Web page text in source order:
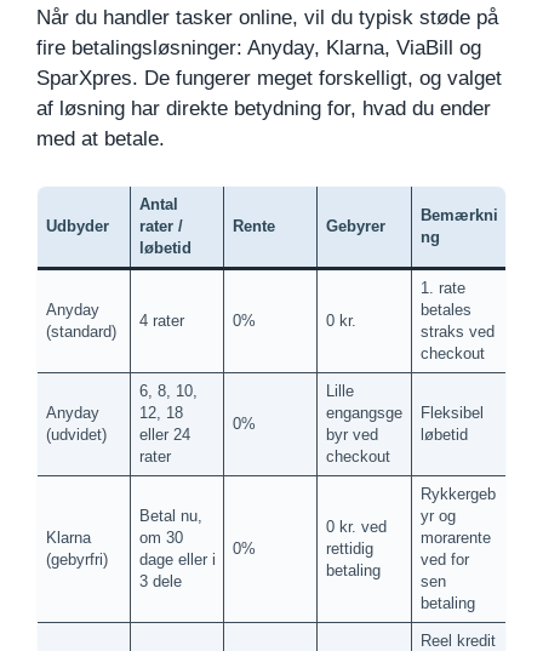
Når du handler tasker online, vil du typisk støde på
fire betalingsløsninger: Anyday, Klarna, ViaBill og
SparXpres. De fungerer meget forskelligt, og valget
af løsning har direkte betydning for, hvad du ender
med at betale.
Udbyder
Antal
rater /
løbetid
Rente Gebyrer
Bemærkni
ng
Anyday
(standard)
4 rater 0% 0 kr.
1. rate
betales
straks ved
checkout
Anyday
(udvidet)
6, 8, 10,
12, 18
eller 24
rater
0%
Lille
engangsge
byr ved
checkout
Fleksibel
løbetid
Klarna
(gebyrfri)
Betal nu,
om 30
dage eller i
3 dele
0%
0 kr. ved
rettidig
betaling
Rykkergeb
yr og
morarente
ved for
sen
betaling
Reel kredit